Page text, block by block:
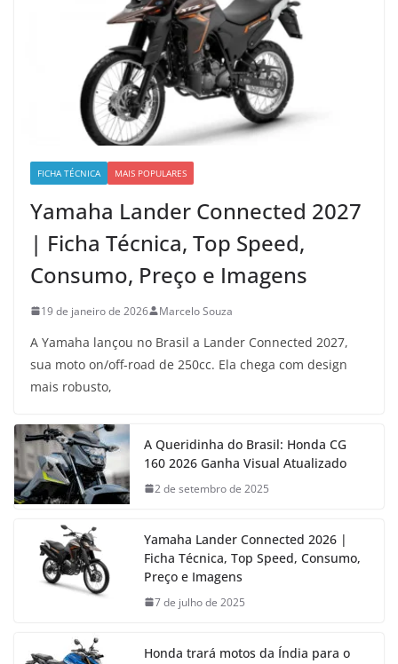
FICHA TÉCNICA MAIS POPULARES
Yamaha Lander Connected 2027
| Ficha Técnica, Top Speed,
Consumo, Preço e Imagens
19 de janeiro de 2026 Marcelo Souza
A Yamaha lançou no Brasil a Lander Connected 2027,
sua moto on/off-road de 250cc. Ela chega com design
mais robusto,
A Queridinha do Brasil: Honda CG
160 2026 Ganha Visual Atualizado
2 de setembro de 2025
Yamaha Lander Connected 2026 |
Ficha Técnica, Top Speed, Consumo,
Preço e Imagens
7 de julho de 2025
Honda trará motos da Índia para o